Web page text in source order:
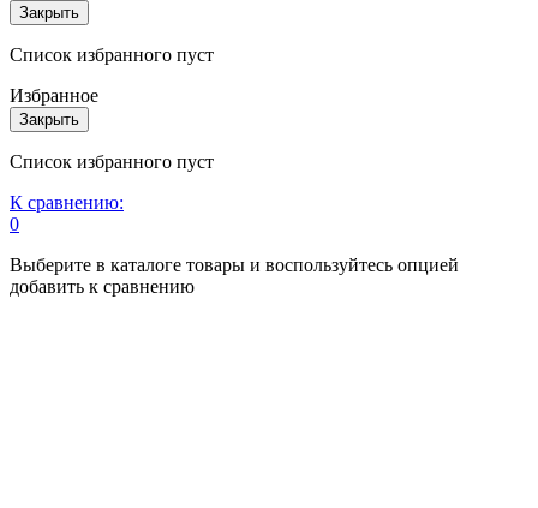
Закрыть
Список избранного пуст
Избранное
Закрыть
Список избранного пуст
К сравнению:
0
Выберите в каталоге товары и воспользуйтесь опцией
добавить к сравнению